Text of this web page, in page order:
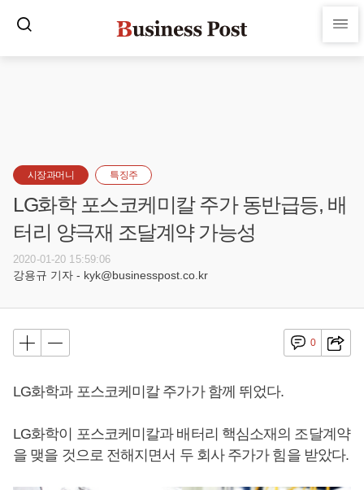
시장과머니 특징주
LG화학 포스코케미칼 주가 동반급등, 배
터리 양극재 조달계약 가능성
2020-01-20 15:59:06
강용규 기자 - kyk@businesspost.co.kr
0
LG화학과 포스코케미칼 주가가 함께 뛰었다.
LG화학이 포스코케미칼과 배터리 핵심소재의 조달계약
을 맺을 것으로 전해지면서 두 회사 주가가 힘을 받았다.